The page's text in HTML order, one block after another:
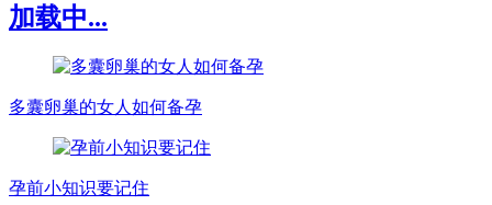
加载中...
多囊卵巢的女人如何备孕
孕前小知识要记住